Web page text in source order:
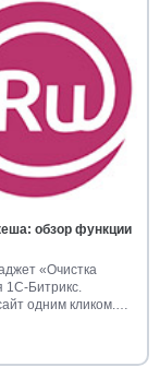
обзор функции
«Очистка
1С-Битрикс.
одним кликом.